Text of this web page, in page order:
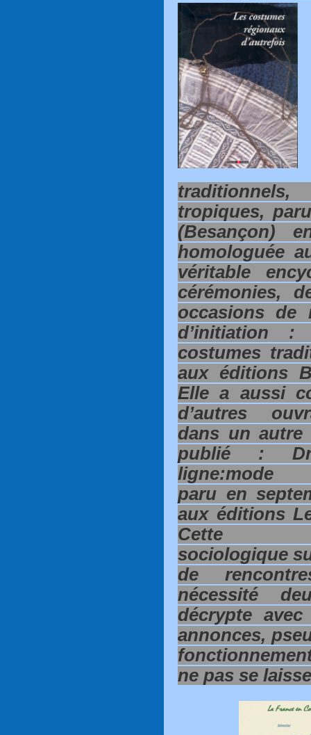
tropiques,
(Besançon)
homologuée
véritable
cérémonies,
occasions
d’initiation
costumes
aux éditions
Elle a aussi
d’autres
dans un autre
publié :
ligne:mode
paru en
aux éditions
Cette
sociologique
de
nécessité
décrypte
annonces,
ne pas se